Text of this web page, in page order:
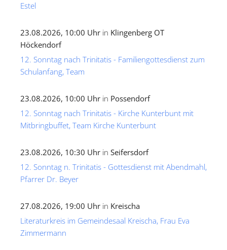
Estel
23.08.2026, 10:00 Uhr in Klingenberg OT
Höckendorf
12. Sonntag nach Trinitatis - Familiengottesdienst zum
Schulanfang, Team
23.08.2026, 10:00 Uhr in Possendorf
12. Sonntag nach Trinitatis - Kirche Kunterbunt mit
Mitbringbuffet, Team Kirche Kunterbunt
23.08.2026, 10:30 Uhr in Seifersdorf
12. Sonntag n. Trinitatis - Gottesdienst mit Abendmahl,
Pfarrer Dr. Beyer
27.08.2026, 19:00 Uhr in Kreischa
Literaturkreis im Gemeindesaal Kreischa, Frau Eva
Zimmermann